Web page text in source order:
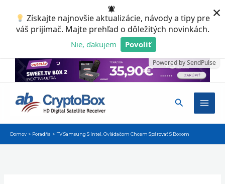
Získajte najnovšie aktualizácie, návody a tipy pre
váš prijímač. Majte prehľad o dôležitých novinkách.
Nie, ďakujem Povoliť
Powered by SendPulse
×
obsah
Hľadať
Domov Poradňa TV Samsung S Intel. Ovládačom Chcem Spárovať S Boxom